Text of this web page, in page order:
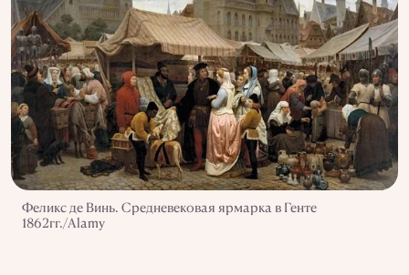
Феликс де Винь. Средневековая ярмарка в Генте
1862гг./Alamy